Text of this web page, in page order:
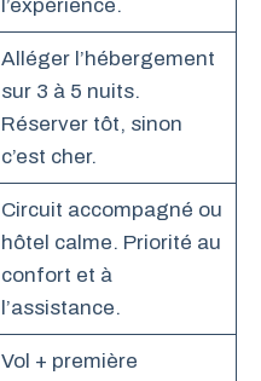
l’expérience.
Alléger l’hébergement
sur 3 à 5 nuits.
Réserver tôt, sinon
c’est cher.
Circuit accompagné ou
hôtel calme. Priorité au
confort et à
l’assistance.
Vol + première